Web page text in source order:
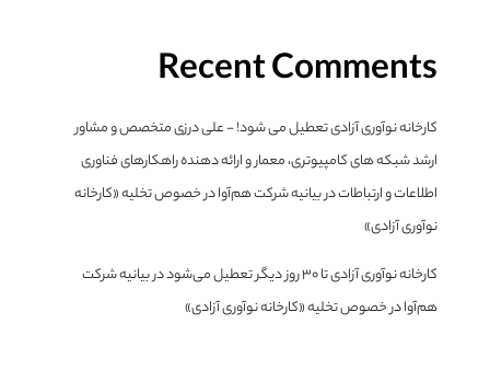
Recent Comments
کارخانه نوآوری آزادی تعطیل می شود! - علی درزی متخصص و مشاور
ارشد شبکه های کامپیوتری، معمار و ارائه دهنده راهکارهای فناوری
اطلاعات و ارتباطاتدربیانیه شرکت هم‌آوا در خصوص تخلیه «کارخانه
نوآوری آزادی»
کارخانه نوآوری آزادی تا ۳۰ روز دیگر تعطیل می‌شود دربیانیه شرکت
هم‌آوا در خصوص تخلیه «کارخانه نوآوری آزادی»